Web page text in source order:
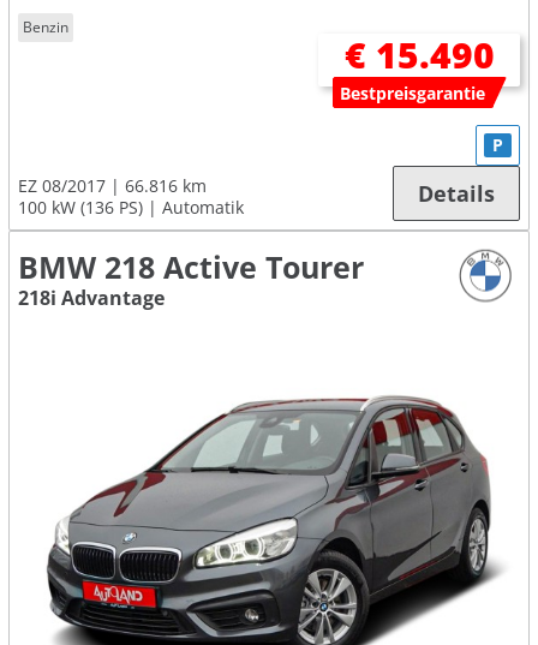
Benzin
€ 15.490
Bestpreisgarantie
EZ 08/2017
66.816 km
100 kW (136 PS)
Automatik
P
Details
BMW 218 Active Tourer
218i Advantage